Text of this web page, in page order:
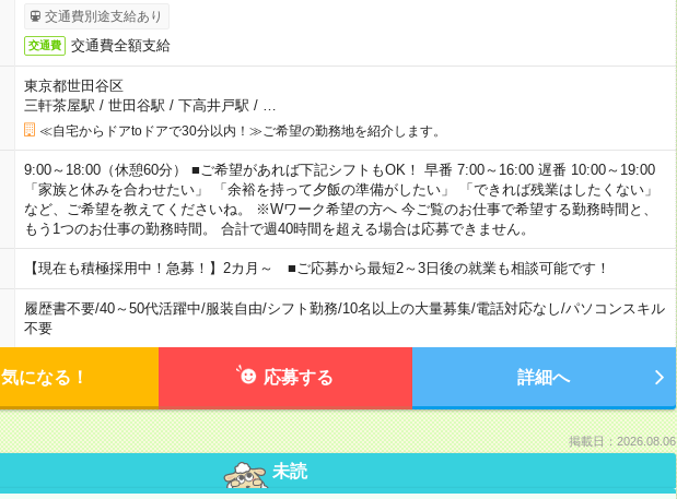
交通費別途支給あり
交通費 交通費全額支給
東京都世田谷区
三軒茶屋駅 / 世田谷駅 / 下高井戸駅 /
≪自宅からドアtoドアで30分以内！≫ご希望の勤務地を紹介します。
9:00～18:00（休憩60分） ■ご希望があれば下記シフトもOK！ 早番 7:00～16:00 遅番 10:00～19:00
「家族と休みを合わせたい」 「余裕を持って夕飯の準備がしたい」 「できれば残業はしたくない」
など、ご希望を教えてくださいね。 ※Wワーク希望の方へ 今ご覧のお仕事で希望する勤務時間と、
もう1つのお仕事の勤務時間。 合計で週40時間を超える場合は応募できません。
【現在も積極採用中！急募！】2カ月～ ■ご応募から最短2～3日後の就業も相談可能です！
履歴書不要/40～50代活躍中/服装自由/シフト勤務/10名以上の大量募集/電話対応なし/パソコンスキル
不要
気になる！ 応募する 詳細へ
掲載日：2026.08.06
未読